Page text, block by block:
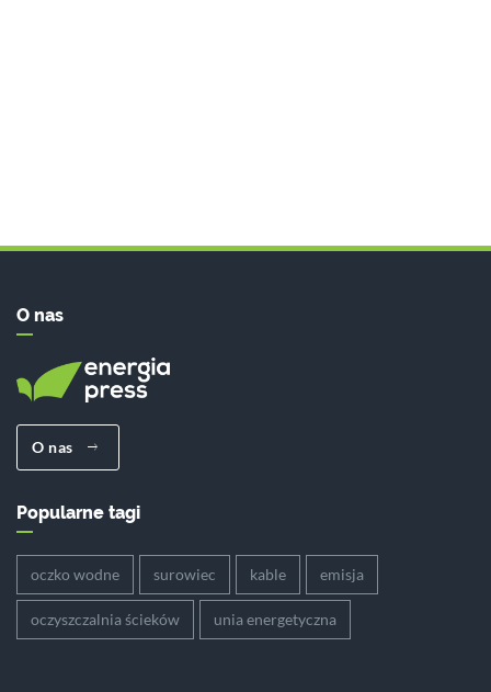
O nas
O nas
Popularne tagi
oczko wodne surowiec kable emisja
oczyszczalnia ścieków unia energetyczna